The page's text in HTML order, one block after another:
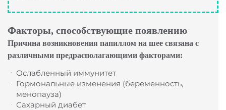
Факторы, способствующие появлению
Причина возникновения папиллом на шее связана с
различными предрасполагающими факторами:
Ослабленный иммунитет
Гормональные изменения (беременность,
менопауза)
Сахарный диабет